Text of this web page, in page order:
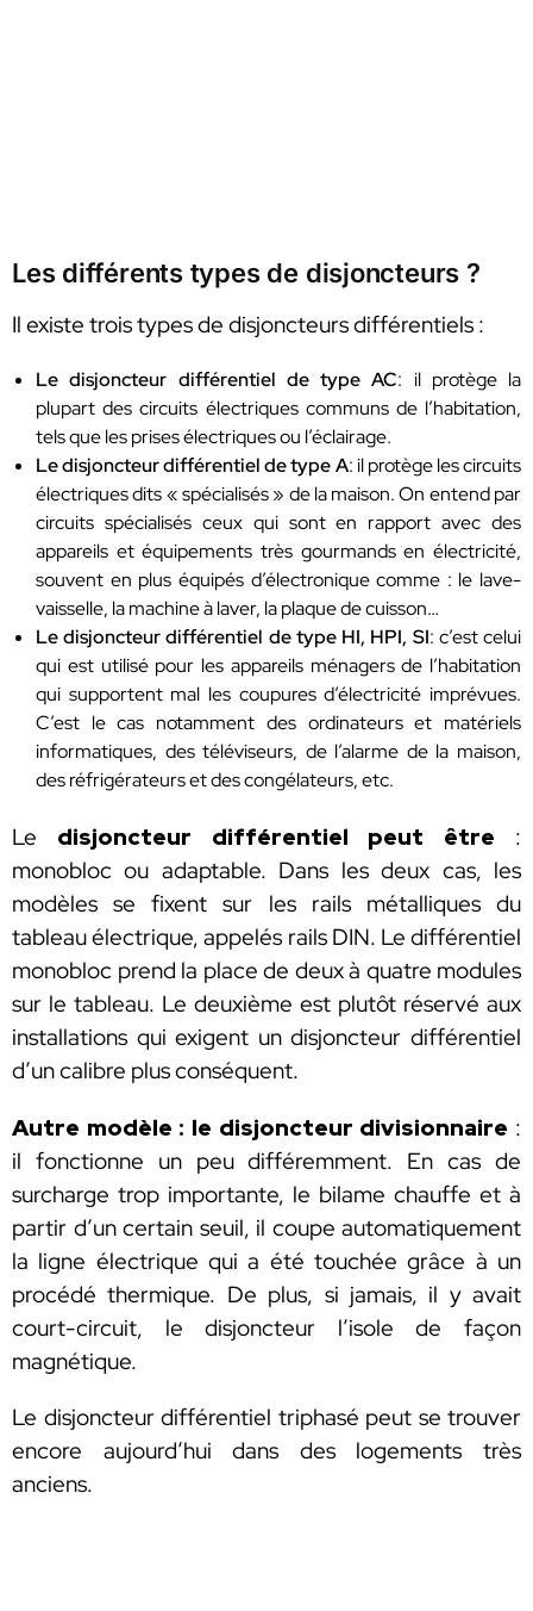
Les différents types de disjoncteurs ?
Il existe trois types de disjoncteurs différentiels :
Le disjoncteur différentiel de type AC: il protège la
plupart des circuits électriques communs de l’habitation,
tels que les prises électriques ou l’éclairage.
Le disjoncteur différentiel de type A: il protège les circuits
électriques dits « spécialisés » de la maison. On entend par
circuits spécialisés ceux qui sont en rapport avec des
appareils et équipements très gourmands en électricité,
souvent en plus équipés d’électronique comme : le lave-
vaisselle, la machine à laver, la plaque de cuisson…
Le disjoncteur différentiel de type HI, HPI, SI: c’est celui
qui est utilisé pour les appareils ménagers de l’habitation
qui supportent mal les coupures d’électricité imprévues.
C’est le cas notamment des ordinateurs et matériels
informatiques, des téléviseurs, de l’alarme de la maison,
des réfrigérateurs et des congélateurs, etc.
Le disjoncteur différentiel peut être :
monobloc ou adaptable. Dans les deux cas, les
modèles se fixent sur les rails métalliques du
tableau électrique, appelés rails DIN. Le différentiel
monobloc prend la place de deux à quatre modules
sur le tableau. Le deuxième est plutôt réservé aux
installations qui exigent un disjoncteur différentiel
d’un calibre plus conséquent.
Autre modèle : le disjoncteur divisionnaire :
il fonctionne un peu différemment. En cas de
surcharge trop importante, le bilame chauffe et à
partir d’un certain seuil, il coupe automatiquement
la ligne électrique qui a été touchée grâce à un
procédé thermique. De plus, si jamais, il y avait
court-circuit, le disjoncteur l’isole de façon
magnétique.
Le disjoncteur différentiel triphasé peut se trouver
encore aujourd’hui dans des logements très
anciens.